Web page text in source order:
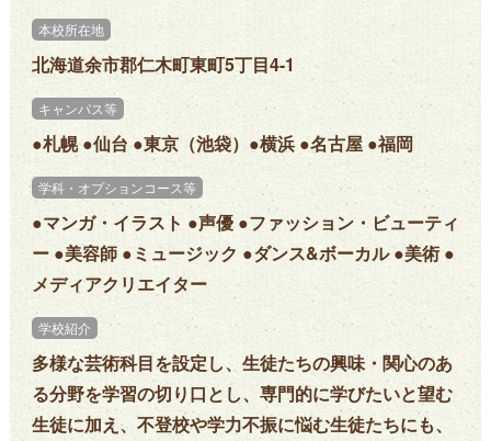
本校所在地
北海道余市郡仁木町東町5丁目4-1
キャンパス等
●札幌 ●仙台 ●東京（池袋）●横浜 ●名古屋 ●福岡
学科・オプションコース等
●マンガ・イラスト ●声優 ●ファッション・ビューティ
ー ●美容師 ●ミュージック ●ダンス&ボーカル ●美術 ●
メディアクリエイター
学校紹介
多様な芸術科目を設定し、生徒たちの興味・関心のあ
る分野を学習の切り口とし、専門的に学びたいと望む
生徒に加え、不登校や学力不振に悩む生徒たちにも、